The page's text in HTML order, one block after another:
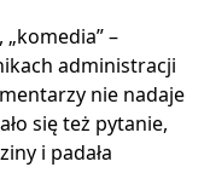
„komedia” –
administracji
nie nadaje
się też pytanie,
i padała